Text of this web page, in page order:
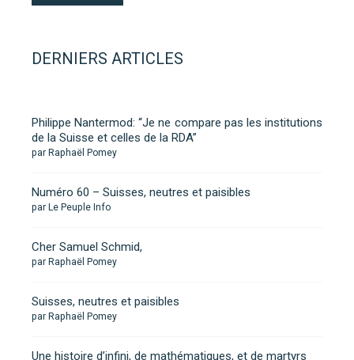
DERNIERS ARTICLES
Philippe Nantermod: “Je ne compare pas les institutions
de la Suisse et celles de la RDA”
par Raphaël Pomey
Numéro 60 – Suisses, neutres et paisibles
par Le Peuple Info
Cher Samuel Schmid,
par Raphaël Pomey
Suisses, neutres et paisibles
par Raphaël Pomey
Une histoire d’infini, de mathématiques, et de martyrs